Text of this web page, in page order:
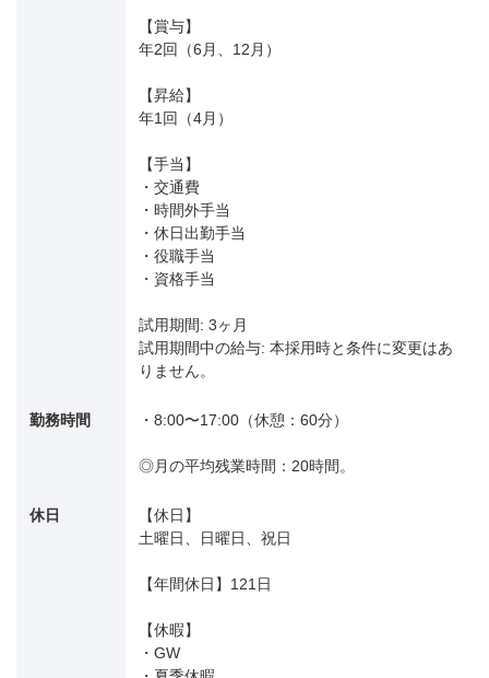
【賞与】
年2回（6月、12月）
【昇給】
年1回（4月）
【手当】
・交通費
・時間外手当
・休日出勤手当
・役職手当
・資格手当
試用期間: 3ヶ月
試用期間中の給与: 本採用時と条件に変更はあ
りません。
勤務時間 ・8:00〜17:00（休憩：60分）
◎月の平均残業時間：20時間。
休日
【休日】
土曜日、日曜日、祝日
【年間休日】121日
【休暇】
・GW